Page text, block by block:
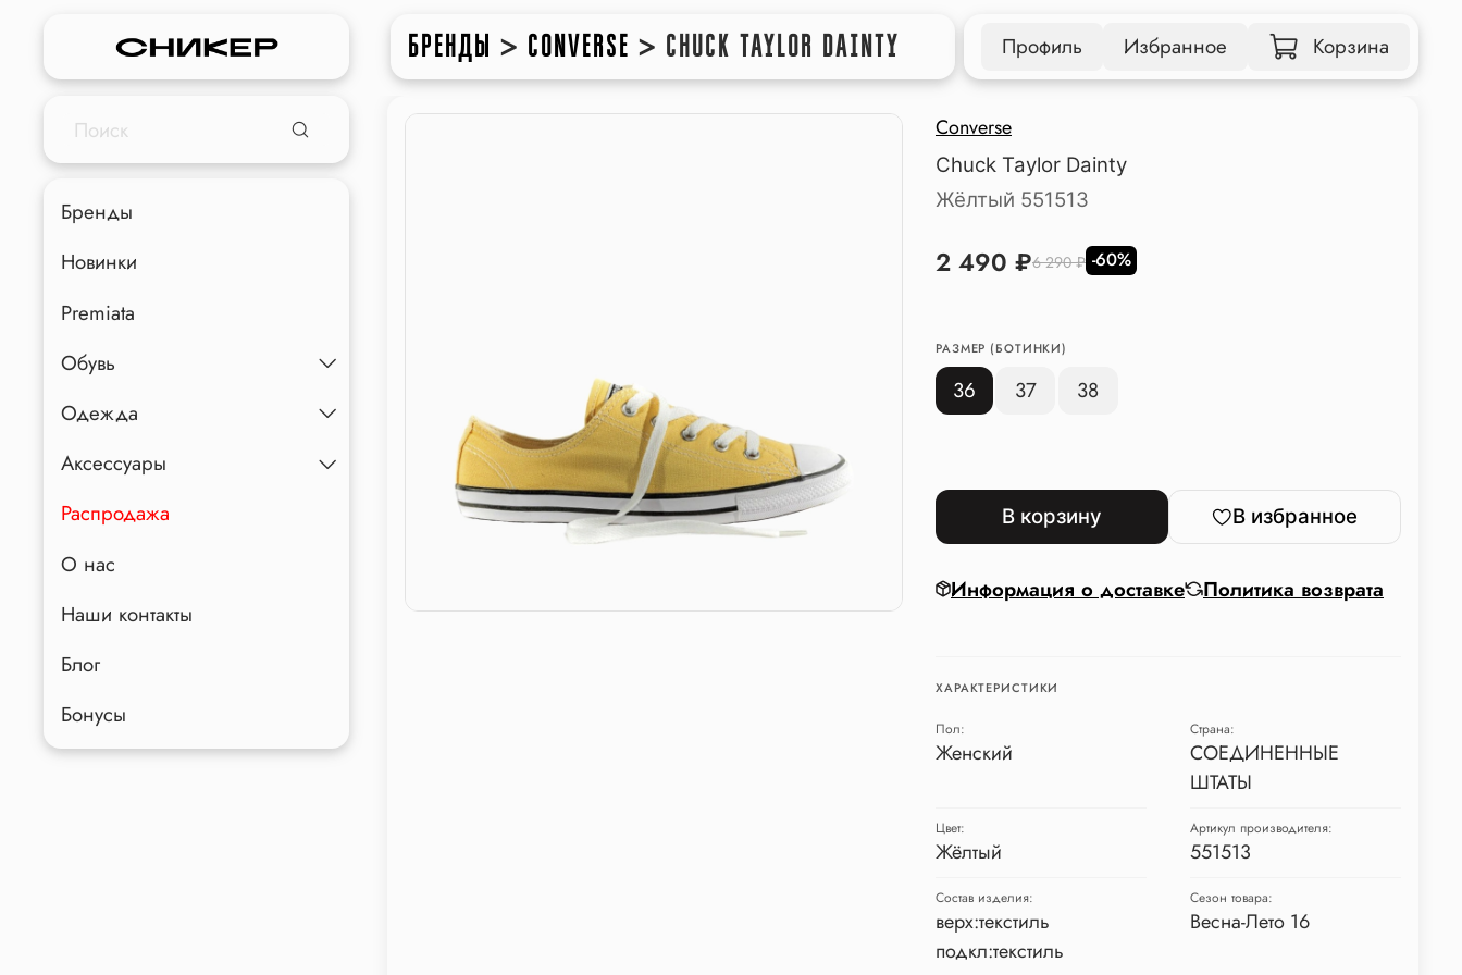
БРЕНДЫ > CONVERSE > CHUCK TAYLOR DAINTY Профиль Избранное Корзина
Converse
Chuck Taylor Dainty
Жёлтый 551513
РАЗМЕР (БОТИНКИ)
36 37 38
2 490 ₽6 290 ₽ -60%
В корзину В избранное
Информация о доставке Политика возврата
ХАРАКТЕРИСТИКИ
Пол:
Женский
Страна:
СОЕДИНЕННЫЕ
ШТАТЫ
Цвет:
Жёлтый
Артикул производителя:
551513
Состав изделия:
верх:текстиль
подкл:текстиль
Сезон товара:
Весна-Лето 16
Бренды
Новинки
Premiata
Обувь
Одежда
Аксессуары
Распродажа
О нас
Наши контакты
Блог
Бонусы